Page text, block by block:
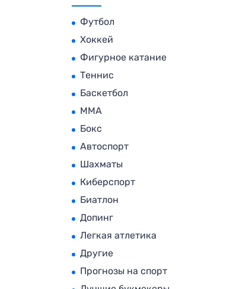
Футбол
Хоккей
Фигурное катание
Теннис
Баскетбол
MMA
Бокс
Автоспорт
Шахматы
Киберспорт
Биатлон
Допинг
Легкая атлетика
Другие
Прогнозы на спорт